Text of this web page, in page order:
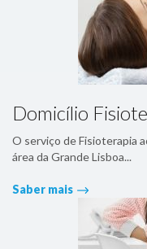
Domicílio
O serviço de Fisioterapia
área da Grande Lisboa...
Saber mais